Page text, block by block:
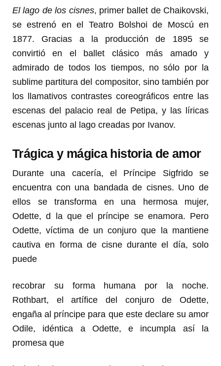
El lago de los cisnes, primer ballet de Chaikovski,
se estrenó en el Teatro Bolshoi de Moscú en
1877. Gracias a la producción de 1895 se
convirtió en el ballet clásico más amado y
admirado de todos los tiempos, no sólo por la
sublime partitura del compositor, sino también por
los llamativos contrastes coreográficos entre las
escenas del palacio real de Petipa, y las líricas
escenas junto al lago creadas por Ivanov.
Trágica y mágica historia de amor
Durante una cacería, el Príncipe Sigfrido se
encuentra con una bandada de cisnes. Uno de
ellos se transforma en una hermosa mujer,
Odette, d la que el príncipe se enamora. Pero
Odette, víctima de un conjuro que la mantiene
cautiva en forma de cisne durante el día, solo
puede
recobrar su forma humana por la noche.
Rothbart, el artífice del conjuro de Odette,
engaña al príncipe para que este declare su amor
Odile, idéntica a Odette, e incumpla así la
promesa que